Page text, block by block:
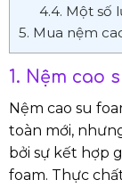
4.4. Một số
5. Mua nệm
1. Nệm cao
Nệm cao su
toàn mới,
bởi sự kết hợp
foam. Thực